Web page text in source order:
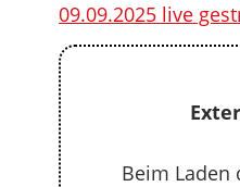
09.09.2025 live
Beim Laden